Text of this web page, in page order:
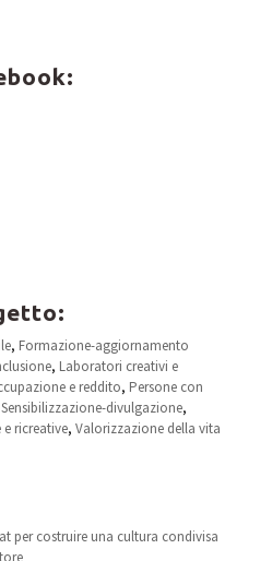
, Formazione-aggiornamento
, Laboratori creativi e
e reddito, Persone con
Sensibilizzazione-divulgazione,
ricreative, Valorizzazione della vita
per costruire una cultura condivisa